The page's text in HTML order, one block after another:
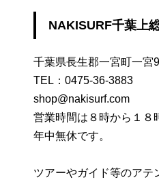
NAKISURF千葉上
千葉県長生郡一宮町一宮
TEL： 0475-36-3883
shop@nakisurf.com
営業時間は８時から１８
年中無休です。
ツアーやガイド等のアテ